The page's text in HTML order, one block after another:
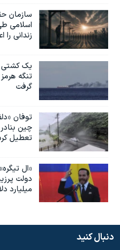
سازمان
زندانی را
یک کشتی
تنگه
گرفت
توفان
چین
تعطیل
«ال
دولت
میلیارد
دنبال کنید